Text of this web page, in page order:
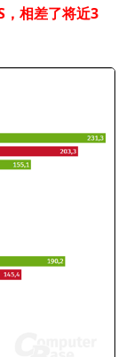
，相差了将近3